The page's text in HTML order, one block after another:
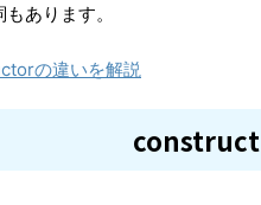
あります。
の違いを解説
construct